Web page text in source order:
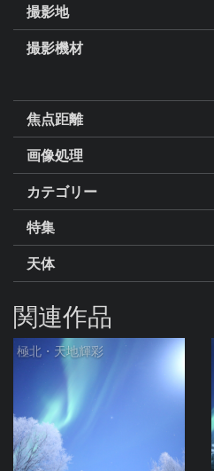
撮影地
撮影機材
焦点距離
画像処理
カテゴリー
特集
天体
関連作品
極北・天地輝彩